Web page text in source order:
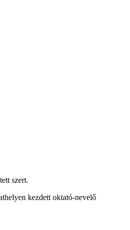
szert.
kezdett oktató-nevelő